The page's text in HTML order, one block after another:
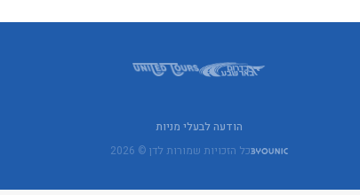
הודעה לבעלי מניות
כל הזכויות שמורות לדן © 2026